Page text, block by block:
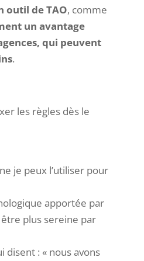
outil de TAO, comme
un avantage
qui peuvent
.
les règles dès le
je peux l’utiliser pour
apportée par
plus sereine par
disent : « nous avons